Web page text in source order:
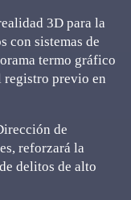
3D para la
con sistemas de
termo gráfico
registro previo en
de
reforzará la
delitos de alto